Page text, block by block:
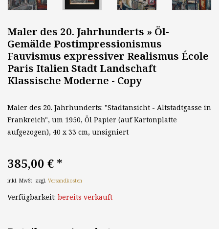
Maler des 20. Jahrhunderts » Öl-
Gemälde Postimpressionismus
Fauvismus expressiver Realismus École
Paris Italien Stadt Landschaft
Klassische Moderne - Copy
Maler des 20. Jahrhunderts: "Stadtansicht - Altstadtgasse in
Frankreich", um 1950, Öl Papier (auf Kartonplatte
aufgezogen), 40 x 33 cm, unsigniert
385,00 € *
inkl. MwSt. zzgl. Versandkosten
Verfügbarkeit: bereits verkauft